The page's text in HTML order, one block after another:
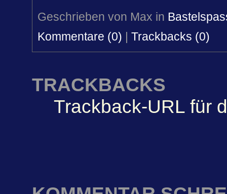
Geschrieben von Max in
Kommentare (0) | Trackbacks (0)
TRACKBACKS
Trackback-URL für